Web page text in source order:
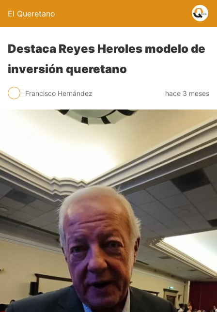
El Queretano
Destaca Reyes Heroles modelo de
inversión queretano
Francisco Hernández hace 3 meses